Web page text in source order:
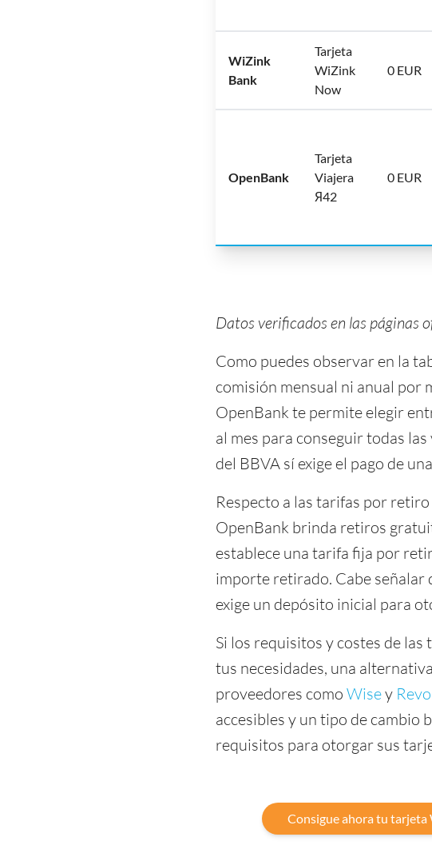
WiZink
Bank
Tarjeta
WiZink
Now
0 EUR
OpenBank
Tarjeta
Viajera
Я42
0 EUR
Datos verificados en las páginas
Como puedes observar en la
comisión mensual ni anual por
OpenBank te permite elegir
al mes para conseguir todas
del BBVA sí exige el pago de
Respecto a las tarifas por
OpenBank brinda retiros
establece una tarifa fija por
importe retirado. Cabe señalar
exige un depósito inicial para
Si los requisitos y costes de
tus necesidades, una
proveedores como Wisey
accesibles y un tipo de cambio
requisitos para otorgar sus
Consigue ahora tu tarjeta